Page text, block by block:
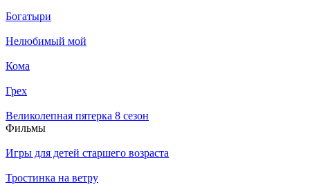
Богатыри
Нелюбимый мой
Кома
Грех
Великолепная пятерка 8 сезон
Филь­мы
Игры для детей старшего возраста
Тростинка на ветру